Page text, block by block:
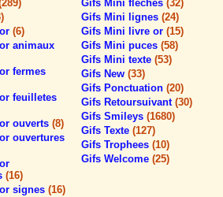
(6)
animaux
fermes
feuilletes
ouverts (8)
ouvertures
(16)
signes (16)
Gifs Mini fleches (32)
Gifs Mini lignes (24)
Gifs Mini livre or (15)
Gifs Mini puces (58)
Gifs Mini texte (53)
Gifs New (33)
Gifs Ponctuation (20)
Gifs Retoursuivant (30)
Gifs Smileys (1680)
Gifs Texte (127)
Gifs Trophees (10)
Gifs Welcome (25)